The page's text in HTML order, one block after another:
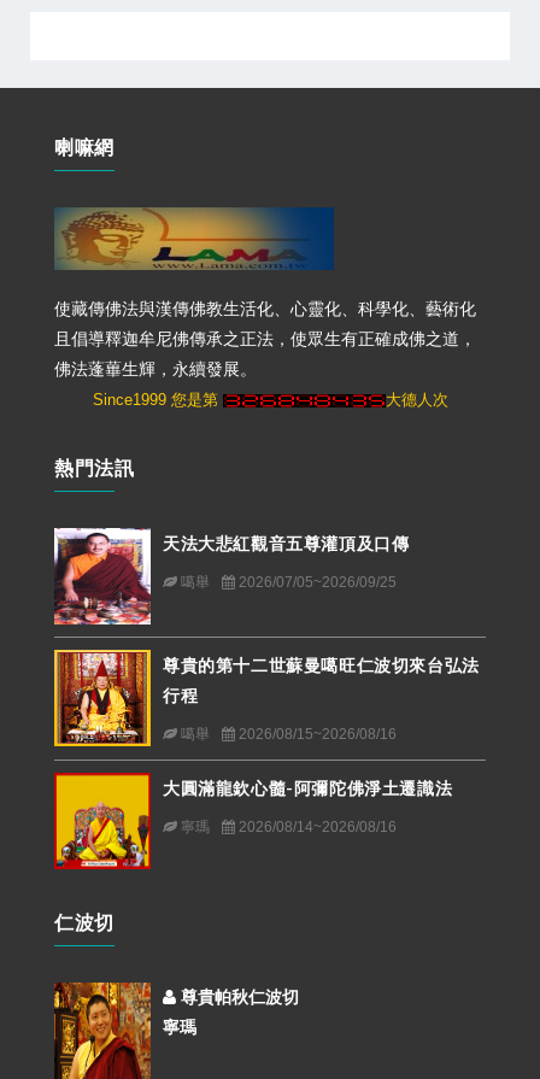
喇嘛網
使藏傳佛法與漢傳佛教生活化、心靈化、科學化、藝術化
且倡導釋迦牟尼佛傳承之正法，使眾生有正確成佛之道，
佛法蓬蓽生輝，永續發展。
Since1999 您是第 大德人次
熱門法訊
天法大悲紅觀音五尊灌頂及口傳
噶舉 2026/07/05~2026/09/25
尊貴的第十二世蘇曼噶旺仁波切來台弘法
行程
噶舉 2026/08/15~2026/08/16
大圓滿龍欽心髓-阿彌陀佛淨土遷識法
寧瑪 2026/08/14~2026/08/16
仁波切
尊貴帕秋仁波切
寧瑪